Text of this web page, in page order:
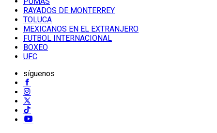
RAYADOS DE MONTERREY
TOLUCA
MEXICANOS EN EL EXTRANJERO
FUTBOL INTERNACIONAL
BOXEO
UFC
síguenos